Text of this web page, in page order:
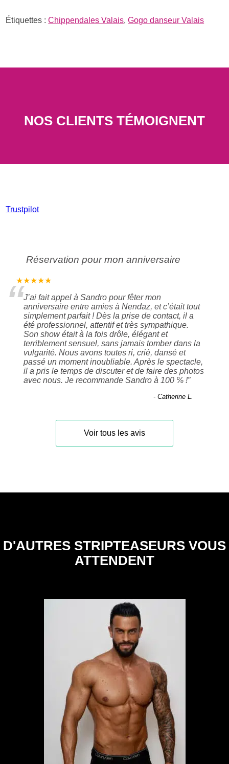
Étiquettes :Chippendales Valais,Gogo danseur Valais
NOS CLIENTS TÉMOIGNENT
Trustpilot
Réservation pour mon anniversaire
★★★★★
“J’ai fait appel à Sandro pour fêter mon
anniversaire entre amies à Nendaz, et c’était tout
simplement parfait ! Dès la prise de contact, il a
été professionnel, attentif et très sympathique.
Son show était à la fois drôle, élégant et
terriblement sensuel, sans jamais tomber dans la
vulgarité. Nous avons toutes ri, crié, dansé et
passé un moment inoubliable. Après le spectacle,
il a pris le temps de discuter et de faire des photos
avec nous. Je recommande Sandro à 100 % !”
- Catherine L.
Voir tous les avis
D'AUTRES STRIPTEASEURS VOUS
ATTENDENT